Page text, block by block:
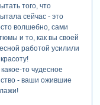
того, что
сейчас - это
волшебно, сами
и то, как вы своей
работой усилили
то чудесное
- ваши ожившие